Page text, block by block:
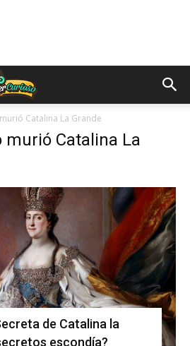
Catalina La Grande
murió Catalina La
de Catalina la
escondía?